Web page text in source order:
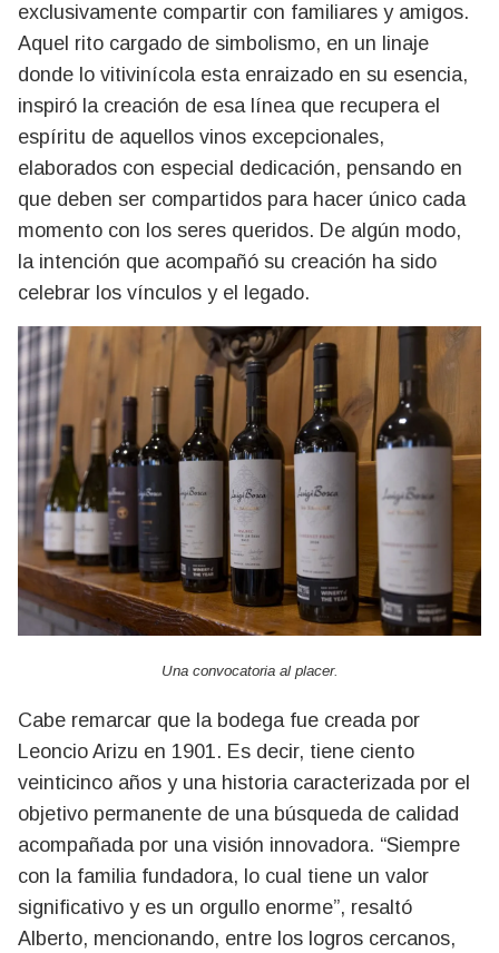
exclusivamente compartir con familiares y amigos.
Aquel rito cargado de simbolismo, en un linaje
donde lo vitivinícola esta enraizado en su esencia,
inspiró la creación de esa línea que recupera el
espíritu de aquellos vinos excepcionales,
elaborados con especial dedicación, pensando en
que deben ser compartidos para hacer único cada
momento con los seres queridos. De algún modo,
la intención que acompañó su creación ha sido
celebrar los vínculos y el legado.
Una convocatoria al placer.
Cabe remarcar que la bodega fue creada por
Leoncio Arizu en 1901. Es decir, tiene ciento
veinticinco años y una historia caracterizada por el
objetivo permanente de una búsqueda de calidad
acompañada por una visión innovadora. “Siempre
con la familia fundadora, lo cual tiene un valor
significativo y es un orgullo enorme”, resaltó
Alberto, mencionando, entre los logros cercanos,